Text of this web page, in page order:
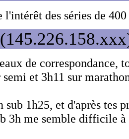
l'intérêt des séries de 400
de correspondance,
et 3h11 sur
sub 1h25, et d'après tes
3h me semble difficile